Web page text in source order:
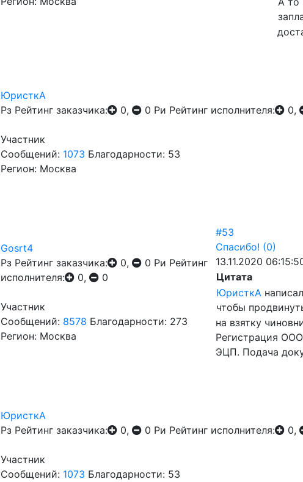
ЮристкА
Рз Рейтинг заказчика: 0, 0 Ри Рейтинг исполнителя: 0,
Участник
Сообщений: 1073 Благодарности: 53
Регион: Москва
Gosrt4
Рз Рейтинг заказчика: 0, 0 Ри Рейтинг
исполнителя:
0, 0
Участник
Сообщений: 8578 Благодарности: 273
Регион: Москва
#53
Спасибо! (0)
13.11.2020
Цитата
ЮристкА
чтобы
на взятку
Регистрация
ЭЦП. Подача
ЮристкА
Рз Рейтинг заказчика: 0, 0 Ри Рейтинг исполнителя: 0,
Участник
Сообщений: 1073 Благодарности: 53